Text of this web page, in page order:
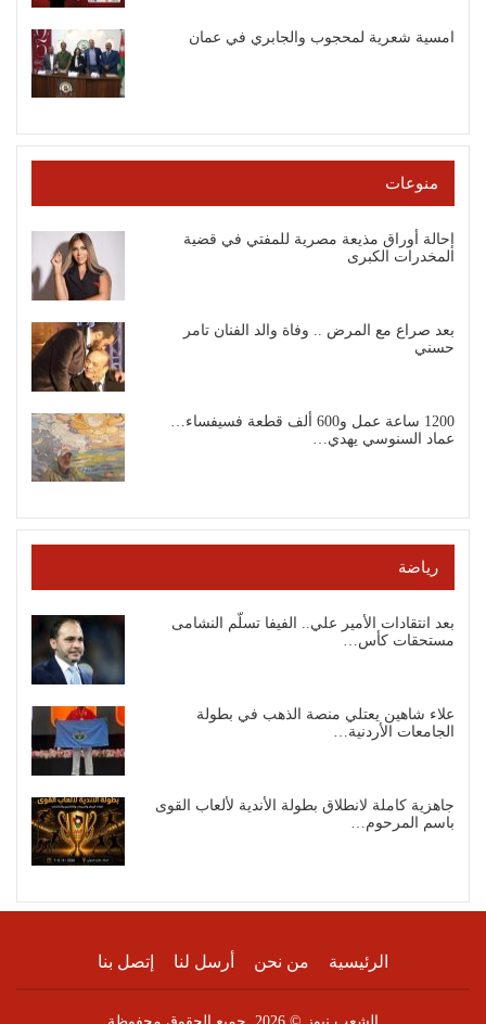
امسية شعرية لمحجوب والجابري في عمان
منوعات
إحالة أوراق مذيعة مصرية للمفتي في قضية
المخدرات الكبرى
بعد صراع مع المرض .. وفاة والد الفنان تامر
حسني
1200 ساعة عمل و600 ألف قطعة فسيفساء…
عماد السنوسي يهدي…
رياضة
بعد انتقادات الأمير علي.. الفيفا تسلّم النشامى
مستحقات كأس…
علاء شاهين يعتلي منصة الذهب في بطولة
الجامعات الأردنية…
جاهزية كاملة لانطلاق بطولة الأندية لألعاب القوى
باسم المرحوم…
الرئيسية من نحن أرسل لنا إتصل بنا